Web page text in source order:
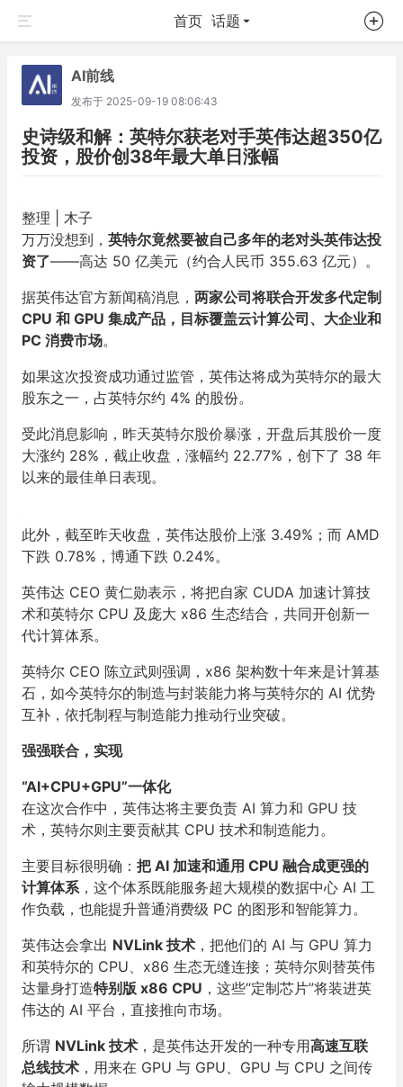
首页 话题
AI前线
发布于 2025-09-19 08:06:43
史诗级和解：英特尔获老对手英伟达超350亿
投资，股价创38年最大单日涨幅
整理 | 木子
万万没想到， 英特尔竟然要被自己多年的老对头英伟达投
资了——高达 50 亿美元（约合人民币 355.63 亿元）。
据英伟达官方新闻稿消息， 两家公司将联合开发多代定制
CPU 和 GPU 集成产品，目标覆盖云计算公司、大企业和
PC 消费市场。
如果这次投资成功通过监管，英伟达将成为英特尔的最大
股东之一，占英特尔约 4% 的股份。
受此消息影响，昨天英特尔股价暴涨，开盘后其股价一度
大涨约 28%，截止收盘，涨幅约 22.77%，创下了 38 年
以来的最佳单日表现。
此外，截至昨天收盘，英伟达股价上涨 3.49%；而 AMD
下跌 0.78%，博通下跌 0.24%。
英伟达 CEO 黄仁勋表示，将把自家 CUDA 加速计算技
术和英特尔 CPU 及庞大 x86 生态结合，共同开创新一
代计算体系。
英特尔 CEO 陈立武则强调，x86 架构数十年来是计算基
石，如今英特尔的制造与封装能力将与英特尔的 AI 优势
互补，依托制程与制造能力推动行业突破。
强强联合，实现
“AI+CPU+GPU”一体化
在这次合作中，英伟达将主要负责 AI 算力和 GPU 技
术，英特尔则主要贡献其 CPU 技术和制造能力。
主要目标很明确： 把 AI 加速和通用 CPU 融合成更强的
计算体系，这个体系既能服务超大规模的数据中心 AI 工
作负载，也能提升普通消费级 PC 的图形和智能算力。
英伟达会拿出 NVLink 技术 ，把他们的 AI 与 GPU 算力
和英特尔的 CPU、x86 生态无缝连接；英特尔则替英伟
达量身打造特别版 x86 CPU ，这些“定制芯片”将装进英
伟达的 AI 平台，直接推向市场。
所谓 NVLink 技术 ，是英伟达开发的一种专用高速互联
总线技术 ，用来在 GPU 与 GPU、GPU 与 CPU 之间传